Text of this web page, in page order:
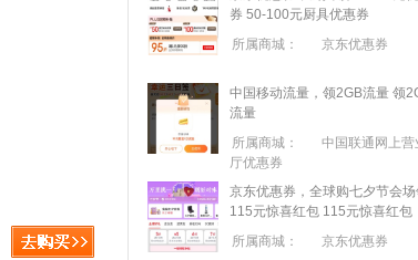
券 50-100元厨具优惠券
所属商城：
京东优惠券
中国移动流量，领2GB流量 领
流量
所属商城：
中国联通网上营
厅优惠券
京东优惠券，全球购七夕节会场
115元惊喜红包 115元惊喜红包
所属商城：
京东优惠券